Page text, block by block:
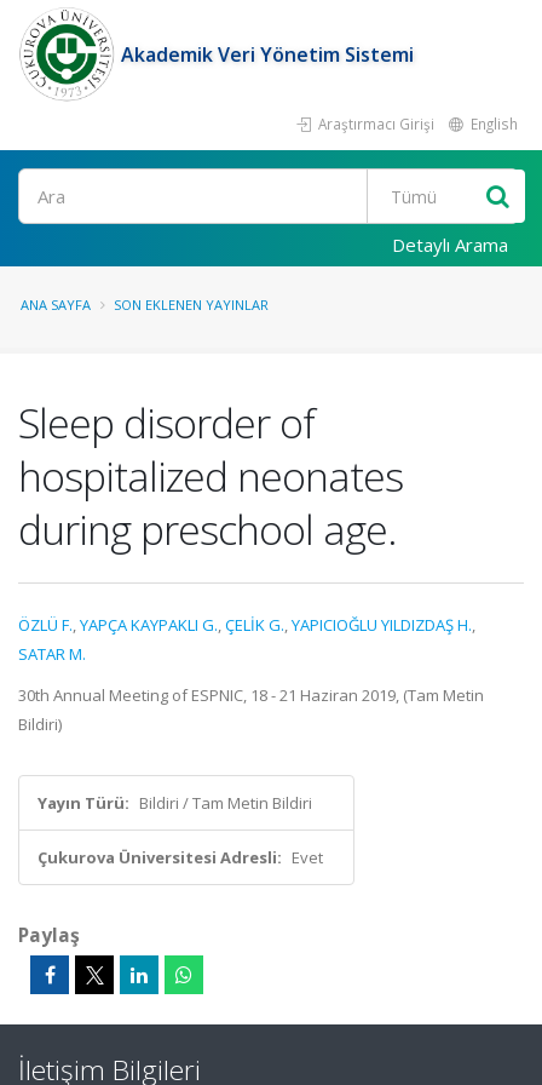
Akademik Veri Yönetim Sistemi
Araştırmacı Girişi English
Ara
Detaylı Arama
ANA SAYFA SON EKLENEN YAYINLAR
Sleep disorder of
hospitalized neonates
during preschool age.
ÖZLÜ F.,YAPÇA KAYPAKLI G.,ÇELİK G.,YAPICIOĞLU YILDIZDAŞ H.,
SATAR M.
30th Annual Meeting of ESPNIC, 18 - 21 Haziran 2019, (Tam Metin
Bildiri)
Yayın Türü: Bildiri / Tam Metin Bildiri
Çukurova Üniversitesi Adresli: Evet
Paylaş
İletişim Bilgileri